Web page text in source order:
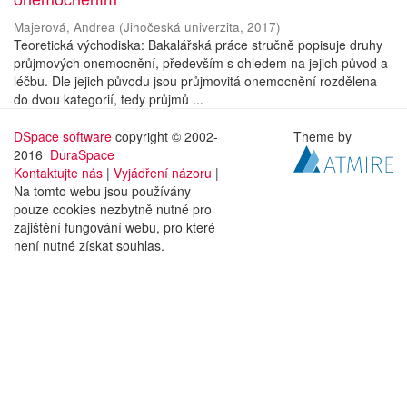
Majerová, Andrea (Jihočeská univerzita, 2017)
Teoretická východiska: Bakalářská práce stručně popisuje druhy
průjmových onemocnění, především s ohledem na jejich původ a
léčbu. Dle jejich původu jsou průjmovitá onemocnění rozdělena
do dvou kategorií, tedy průjmů ...
DSpace software copyright © 2002-
2016 DuraSpace
Kontaktujte nás | Vyjádření názoru |
Na tomto webu jsou používány
pouze cookies nezbytně nutné pro
zajištění fungování webu, pro které
není nutné získat souhlas.
Theme by